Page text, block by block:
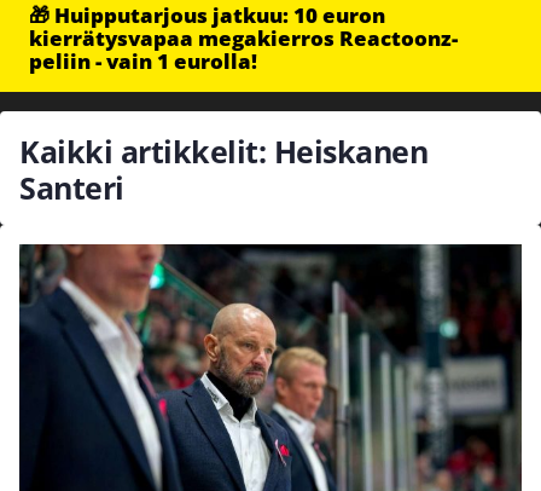
🎁 Huipputarjous jatkuu: 10 euron
kierrätysvapaa megakierros Reactoonz-
peliin - vain 1 eurolla!
Kaikki artikkelit: Heiskanen
Santeri